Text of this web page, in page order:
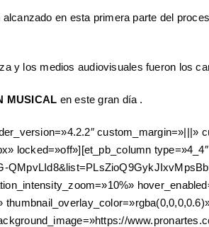
en esta primera parte del
y los medios audiovisuales fueron los
MUSICAL en este gran día .
locked=»off»][et_pb_column